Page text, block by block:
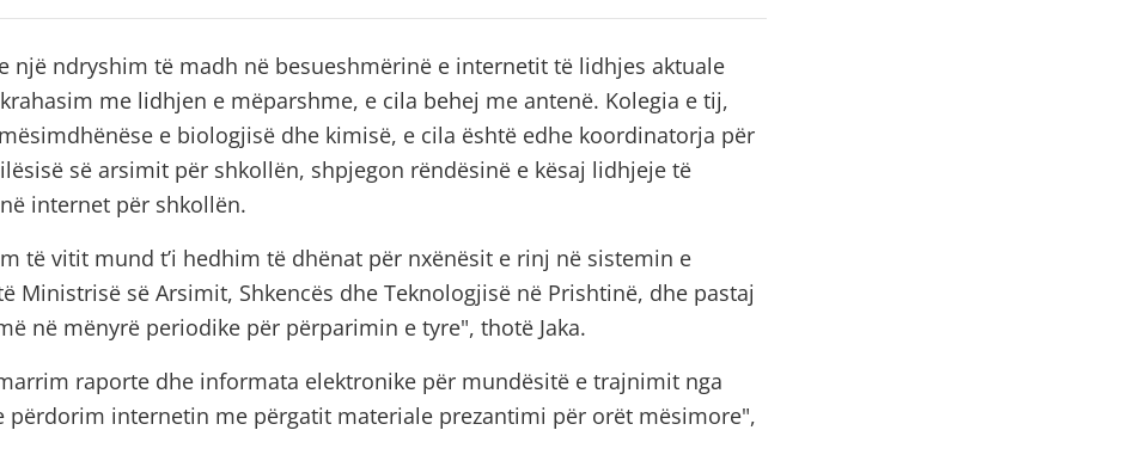
një ndryshim të madh në besueshmërinë e internetit të lidhjes aktuale
me lidhjen e mëparshme, e cila behej me antenë. Kolegia e tij,
e biologjisë dhe kimisë, e cila është edhe koordinatorja për
së arsimit për shkollën, shpjegon rëndësinë e kësaj lidhjeje të
internet për shkollën.
të vitit mund t’i hedhim të dhënat për nxënësit e rinj në sistemin e
Ministrisë së Arsimit, Shkencës dhe Teknologjisë në Prishtinë, dhe pastaj
në mënyrë periodike për përparimin e tyre", thotë Jaka.
raporte dhe informata elektronike për mundësitë e trajnimit nga
përdorim internetin me përgatit materiale prezantimi për orët mësimore",